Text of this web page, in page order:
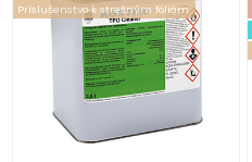
Príslušenstvo k strešným fóliám